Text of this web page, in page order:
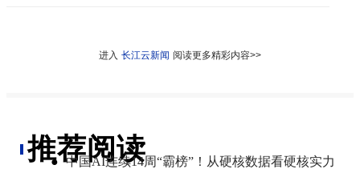
进入 长江云新闻 阅读更多精彩内容>>
推荐阅读
● 中国AI连续14周“霸榜”！从硬核数据看硬核实力